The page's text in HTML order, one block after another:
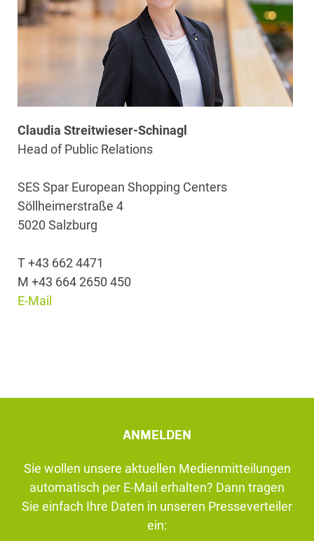
Claudia Streitwieser-Schinagl
Head of Public Relations
SES Spar European Shopping Centers
Söllheimerstraße 4
5020 Salzburg
T +43 662 4471
M +43 664 2650 450
E-Mail
ANMELDEN
Sie wollen unsere aktuellen Medienmitteilungen
automatisch per E-Mail erhalten? Dann tragen
Sie einfach Ihre Daten in unseren Presseverteiler
ein: